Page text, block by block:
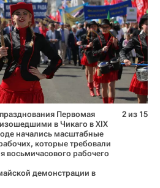
Первомая
в Чикаго в ХIХ
начались масштабные
которые требовали
восьмичасового рабочего
демонстрации в
2 из 15